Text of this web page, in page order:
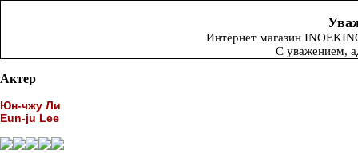
Интернет магазин
С уважением,
Актер
Юн-чжу Ли
Eun-ju Lee